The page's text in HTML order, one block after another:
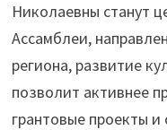
Николаевны станут
Ассамблеи,
региона, развитие
позволит активнее
грантовые проекты